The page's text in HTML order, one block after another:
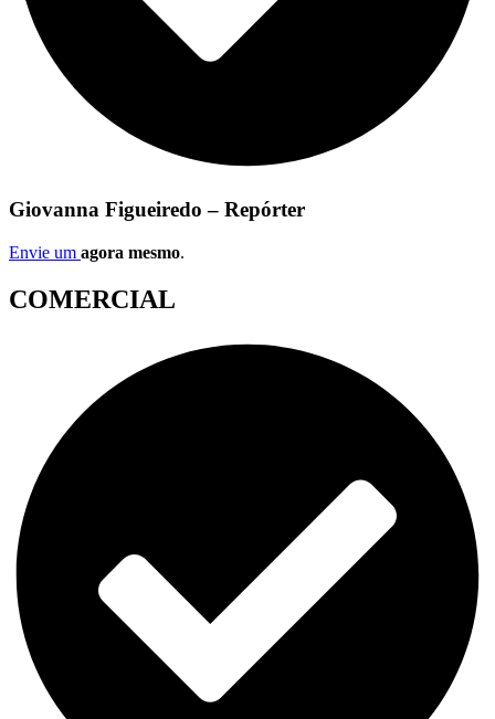
Giovanna Figueiredo – Repórter
Envie um agora mesmo.
COMERCIAL